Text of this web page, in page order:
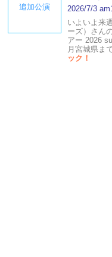
追加公演
2026/7/3
いよいよ来
ーズ）さん
アー 2026
月宮城県ま
ック！